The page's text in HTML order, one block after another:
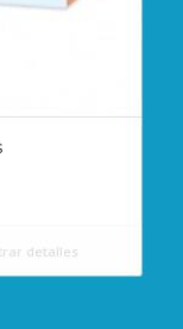
detalles